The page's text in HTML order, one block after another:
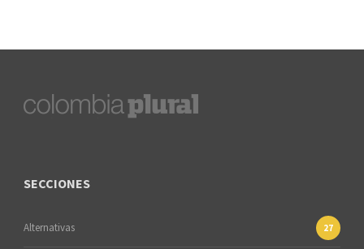
SECCIONES
Alternativas 27